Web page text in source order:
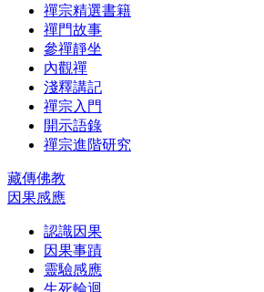
禪宗精選書籍
禪門故事
參禪靜坐
內觀禪
淺釋講記
禪宗入門
開示語錄
禪宗進階研究
藏傳佛教
因果感應
認識因果
因果事蹟
靈驗感應
生死輪迴